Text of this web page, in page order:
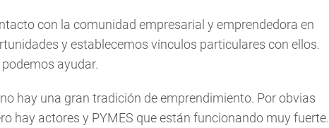
con la comunidad empresarial y emprendedora en
y establecemos vínculos particulares con ellos.
ayudar.
hay una gran tradición de emprendimiento. Por obvias
hay actores y PYMES que están funcionando muy fuerte.